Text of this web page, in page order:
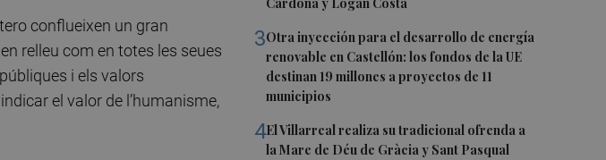
Cardona y Logan Costa
3Otra inyección para el desarrollo de energía
renovable en Castellón: los fondos de la UE
destinan 19 millones a proyectos de 11
municipios
4El Villarreal realiza su tradicional ofrenda a
la Mare de Déu de Gràcia y Sant Pasqual
conflueixen un gran
relleu com en totes les seues
i els valors
el valor de l’humanisme,